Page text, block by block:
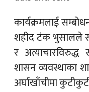
कार्यक्रमलाई
शहीद टंक भुसालले
र अत्याचारविरुद्ध
शासन व्यवस्थाका
अर्घाखाँचीमा